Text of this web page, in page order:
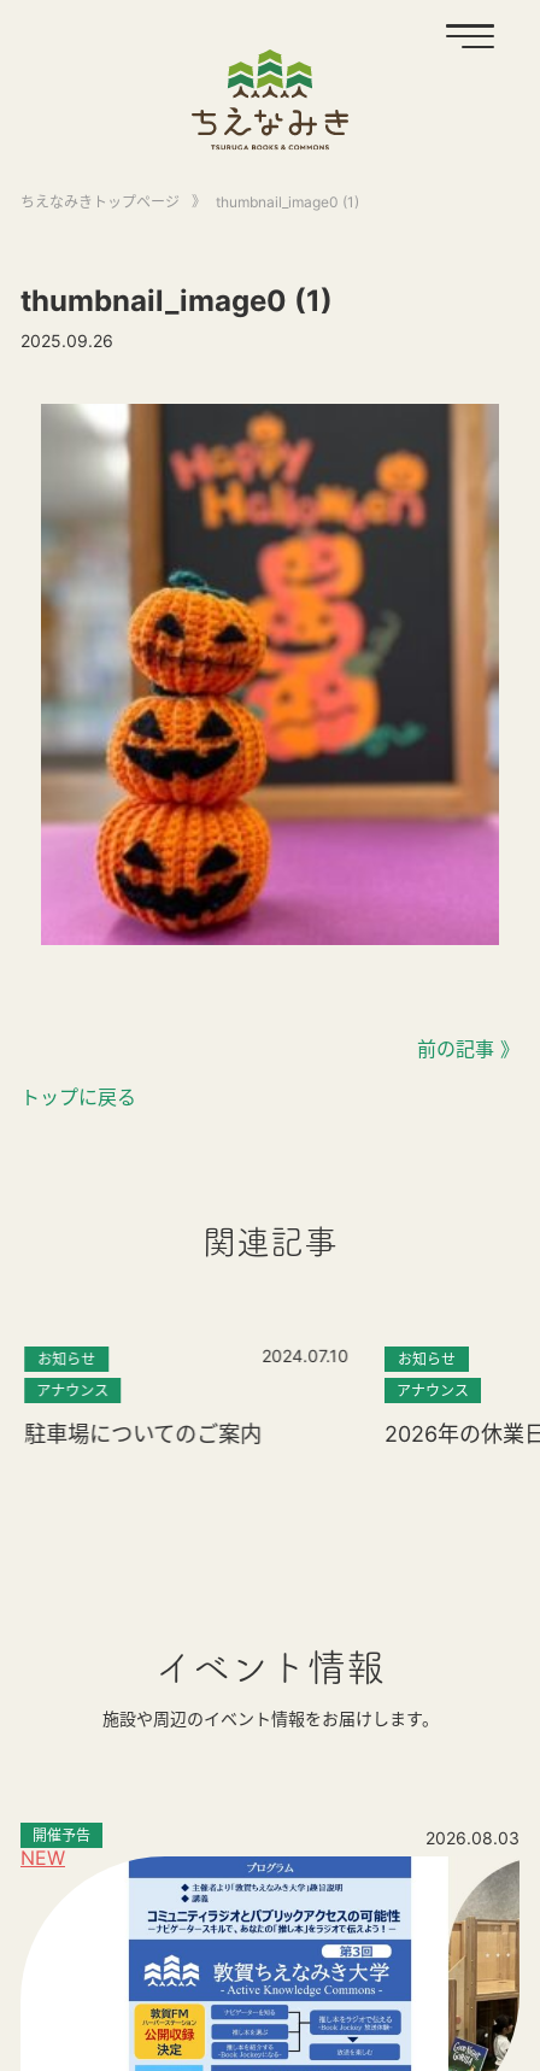
ちえなみきトップページ 》 thumbnail_image0 (1)
thumbnail_image0 (1)
2025.09.26
トップに戻る
前の記事 》
関連記事
お知らせ
アナウンス
2024.07.10
駐車場についてのご案内
お知らせ
アナウンス
2026年の休業
イベント情報
施設や周辺のイベント情報をお届けします。
NEW
開催予告 2026.08.03